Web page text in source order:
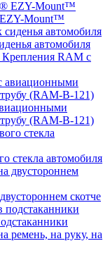
Mount™
автомобиля
Крепления RAM с
(RAM-B-121)
стекла автомобиля
скотче